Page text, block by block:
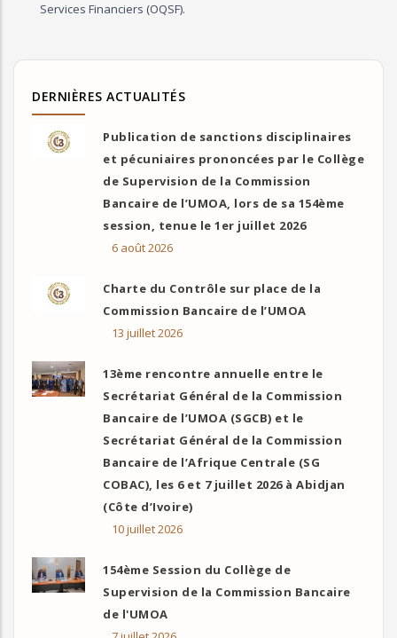
Services Financiers (OQSF).
DERNIÈRES ACTUALITÉS
Publication de sanctions disciplinaires
et pécuniaires prononcées par le Collège
de Supervision de la Commission
Bancaire de l’UMOA, lors de sa 154ème
session, tenue le 1er juillet 2026
6 août 2026
Charte du Contrôle sur place de la
Commission Bancaire de l’UMOA
13 juillet 2026
13ème rencontre annuelle entre le
Secrétariat Général de la Commission
Bancaire de l’UMOA (SGCB) et le
Secrétariat Général de la Commission
Bancaire de l’Afrique Centrale (SG
COBAC), les 6 et 7 juillet 2026 à Abidjan
(Côte d’Ivoire)
10 juillet 2026
154ème Session du Collège de
Supervision de la Commission Bancaire
de l'UMOA